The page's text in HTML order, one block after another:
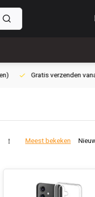
Gratis verzenden vanaf
Meest bekeken